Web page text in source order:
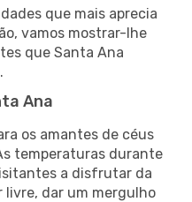
que mais aprecia
vamos mostrar-lhe
que Santa Ana
Ana
os amantes de céus
temperaturas durante
a disfrutar da
livre, dar um mergulho